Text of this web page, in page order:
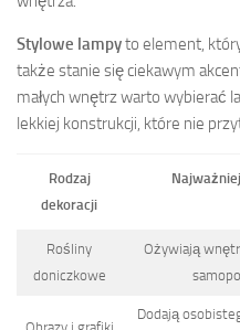
Stylowe lampyto element,
także stanie się ciekawym
małych wnętrz warto wybierać
lekkiej konstrukcji, które nie
Rodzaj
dekoracji
Rośliny
doniczkowe
Ożywiają
Dodają